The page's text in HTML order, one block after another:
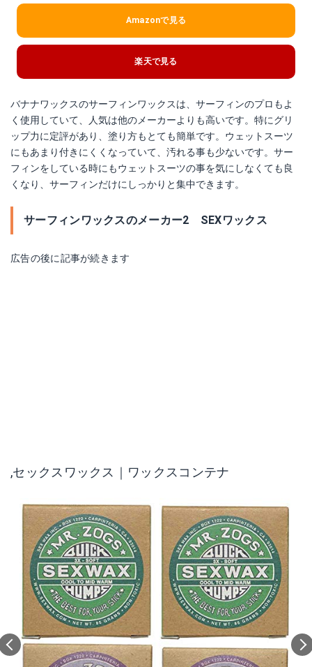
Amazonで見る
楽天で見る
バナナワックスのサーフィンワックスは、サーフィンのプロもよ
く使用していて、人気は他のメーカーよりも高いです。特にグリ
ップ力に定評があり、塗り方もとても簡単です。ウェットスーツ
にもあまり付きにくくなっていて、汚れる事も少ないです。サー
フィンをしている時にもウェットスーツの事を気にしなくても良
くなり、サーフィンだけにしっかりと集中できます。
サーフィンワックスのメーカー2 SEXワックス
広告の後に記事が続きます
,セックスワックス｜ワックスコンテナ